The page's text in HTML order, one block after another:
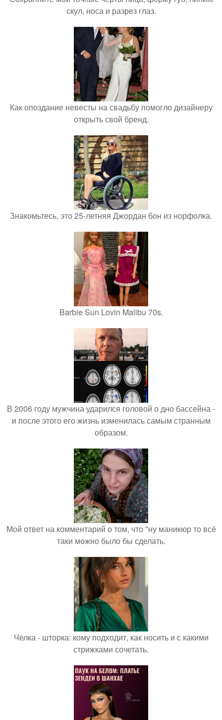
скул, носа и разрез глаз.
Как опоздание невесты на свадьбу помогло дизайнеру
открыть свой бренд.
Знакомьтесь, это 25-летняя Джордан бон из норфолка.
Barbie Sun Lovin Malibu 70s.
В 2006 году мужчина ударился головой о дно бассейна -
и после этого его жизнь изменилась самым странным
образом.
Мой ответ на комментарий о том, что "ну маникюр то всё
таки можно было бы сделать.
Челка - шторка: кому подходит, как носить и с какими
стрижками сочетать.